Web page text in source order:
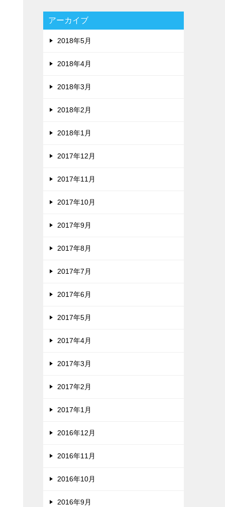
アーカイブ
2018年5月
2018年4月
2018年3月
2018年2月
2018年1月
2017年12月
2017年11月
2017年10月
2017年9月
2017年8月
2017年7月
2017年6月
2017年5月
2017年4月
2017年3月
2017年2月
2017年1月
2016年12月
2016年11月
2016年10月
2016年9月